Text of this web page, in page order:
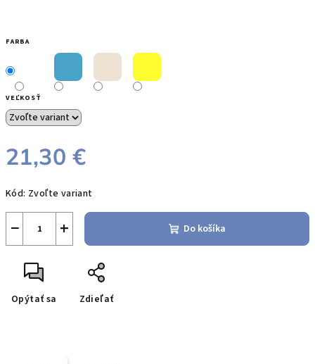
FARBA
VEĽKOSŤ
21,30 €
cena:
Kód: Zvoľte variant
+
− Do košíka
Opýtať sa Zdieľať